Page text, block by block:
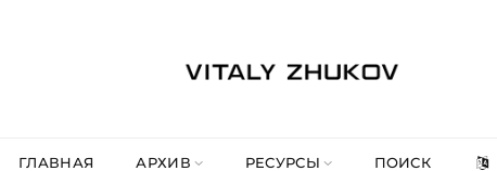
ГЛАВНАЯ АРХИВ РЕСУРСЫ ПОИСК